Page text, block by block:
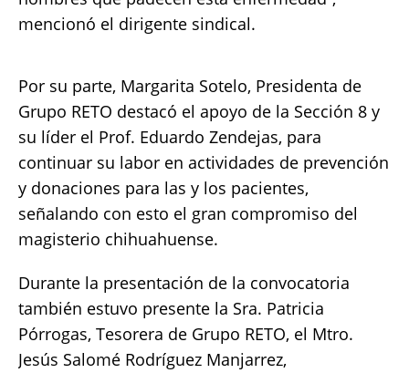
mencionó el dirigente sindical.
Por su parte, Margarita Sotelo, Presidenta de
Grupo RETO destacó el apoyo de la Sección 8 y
su líder el Prof. Eduardo Zendejas, para
continuar su labor en actividades de prevención
y donaciones para las y los pacientes,
señalando con esto el gran compromiso del
magisterio chihuahuense.
Durante la presentación de la convocatoria
también estuvo presente la Sra. Patricia
Pórrogas, Tesorera de Grupo RETO, el Mtro.
Jesús Salomé Rodríguez Manjarrez,